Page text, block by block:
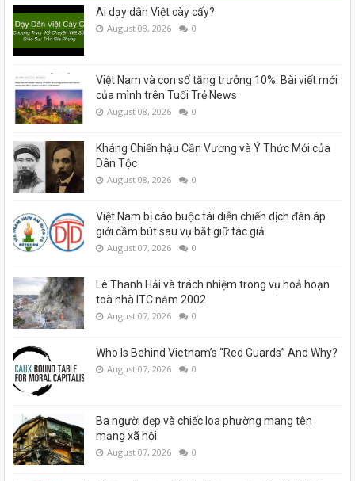
Ai dạy dân Việt cày cấy?
August 08, 2026 0
Việt Nam và con số tăng trưởng 10%: Bài viết mới
của mình trên Tuổi Trẻ News
August 08, 2026 0
Kháng Chiến hậu Cần Vương và Ý Thức Mới của
Dân Tộc
August 08, 2026 0
Việt Nam bị cáo buộc tái diễn chiến dịch đàn áp
giới cầm bút sau vụ bắt giữ tác giả
August 07, 2026 0
Lê Thanh Hải và trách nhiệm trong vụ hoả hoạn
toà nhà ITC năm 2002
August 07, 2026 0
Who Is Behind Vietnam’s “Red Guards” And Why?
August 07, 2026 0
Ba người đẹp và chiếc loa phường mang tên
mạng xã hội
August 07, 2026 0